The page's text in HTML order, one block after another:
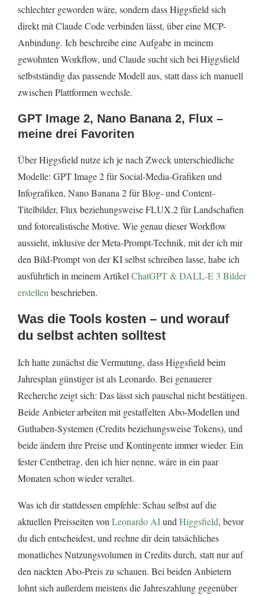
schlechter geworden wäre, sondern dass Higgsfield sich
direkt mit Claude Code verbinden lässt, über eine MCP-
Anbindung. Ich beschreibe eine Aufgabe in meinem
gewohnten Workflow, und Claude sucht sich bei Higgsfield
selbstständig das passende Modell aus, statt dass ich manuell
zwischen Plattformen wechsle.
GPT Image 2, Nano Banana 2, Flux –
meine drei Favoriten
Über Higgsfield nutze ich je nach Zweck unterschiedliche
Modelle: GPT Image 2 für Social-Media-Grafiken und
Infografiken, Nano Banana 2 für Blog- und Content-
Titelbilder, Flux beziehungsweise FLUX.2 für Landschaften
und fotorealistische Motive. Wie genau dieser Workflow
aussieht, inklusive der Meta-Prompt-Technik, mit der ich mir
den Bild-Prompt von der KI selbst schreiben lasse, habe ich
ausführlich in meinem Artikel ChatGPT & DALL-E 3 Bilder
erstellen beschrieben.
Was die Tools kosten – und worauf
du selbst achten solltest
Ich hatte zunächst die Vermutung, dass Higgsfield beim
Jahresplan günstiger ist als Leonardo. Bei genauerer
Recherche zeigt sich: Das lässt sich pauschal nicht bestätigen.
Beide Anbieter arbeiten mit gestaffelten Abo-Modellen und
Guthaben-Systemen (Credits beziehungsweise Tokens), und
beide ändern ihre Preise und Kontingente immer wieder. Ein
fester Centbetrag, den ich hier nenne, wäre in ein paar
Monaten schon wieder veraltet.
Was ich dir stattdessen empfehle: Schau selbst auf die
aktuellen Preisseiten von Leonardo AIund Higgsfield, bevor
du dich entscheidest, und rechne dir dein tatsächliches
monatliches Nutzungsvolumen in Credits durch, statt nur auf
den nackten Abo-Preis zu schauen. Bei beiden Anbietern
lohnt sich außerdem meistens die Jahreszahlung gegenüber